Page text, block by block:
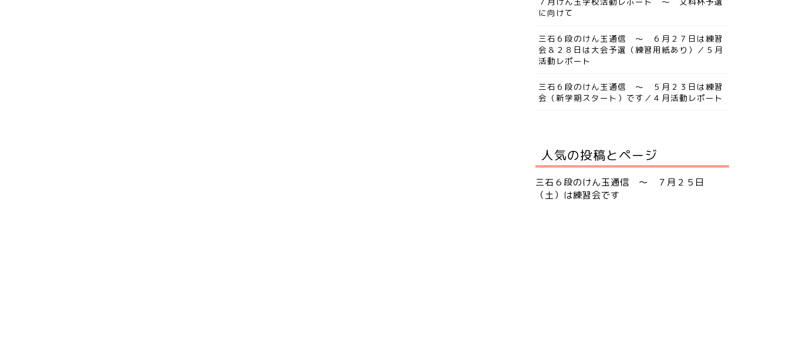
に向けて
三石６段のけん玉通信 ～ ６月２７日は練習
会＆２８日は大会予選（練習用紙あり）／５月
活動レポート
三石６段のけん玉通信 ～ ５月２３日は練習
会（新学期スタート）です／４月活動レポート
人気の投稿とページ
三石６段のけん玉通信 ～ ７月２５日
（土）は練習会です